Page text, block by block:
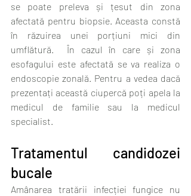
se poate preleva și țesut din zona
afectată pentru biopsie. Aceasta constă
în răzuirea unei porțiuni mici din
umflătură.  În cazul în care și zona
esofagului este afectată se va realiza o
endoscopie zonală. Pentru a vedea dacă
prezentați această ciupercă poți apela la
medicul de familie sau la medicul
specialist.
Tratamentul candidozei
bucale
Amânarea tratării infecției fungice nu